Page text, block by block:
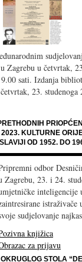
Zagrebu u četvrtak,
sati. Izdanja
23.
2023. KULTURNE
OD 1952. DO
odbor
Zagrebu, 23. i 24.
inteligencije
sudjelovanje
knjižica
za prijavu
STOLA